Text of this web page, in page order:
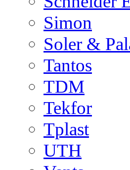
Simon
Soler &
Tantos
TDM
Tekfor
Tplast
UTH